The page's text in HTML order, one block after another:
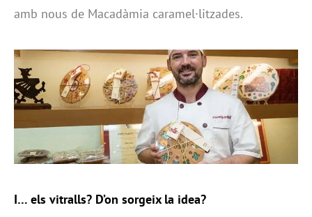
amb nous de Macadàmia caramel·litzades.
I… els vitralls? D’on sorgeix la idea?